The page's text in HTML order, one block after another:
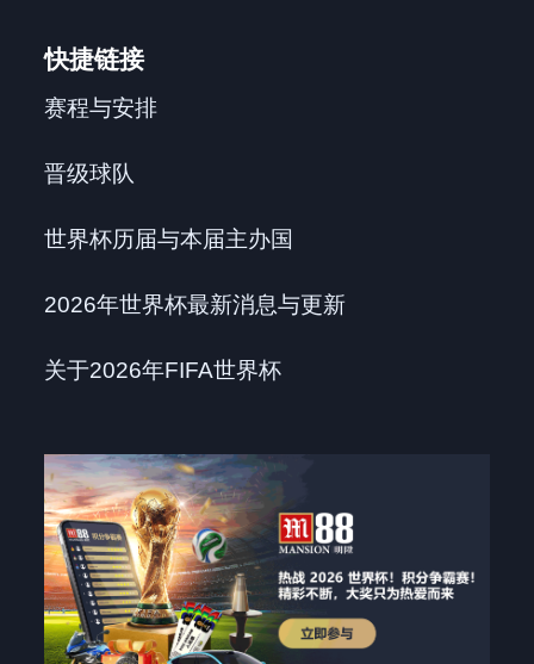
快捷链接
赛程与安排
晋级球队
世界杯历届与本届主办国
2026年世界杯最新消息与更新
关于2026年FIFA世界杯